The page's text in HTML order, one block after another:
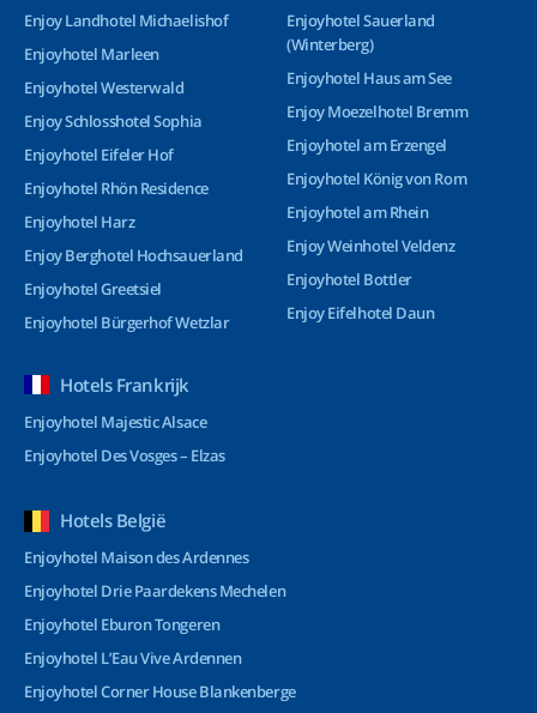
Enjoy Landhotel Michaelishof
Enjoyhotel Marleen
Enjoyhotel Westerwald
Enjoy Schlosshotel Sophia
Enjoyhotel Eifeler Hof
Enjoyhotel Rhön Residence
Enjoyhotel Harz
Enjoy Berghotel Hochsauerland
Enjoyhotel Greetsiel
Enjoyhotel Bürgerhof Wetzlar
Enjoyhotel Sauerland
(Winterberg)
Enjoyhotel Haus am See
Enjoy Moezelhotel Bremm
Enjoyhotel am Erzengel
Enjoyhotel König von Rom
Enjoyhotel am Rhein
Enjoy Weinhotel Veldenz
Enjoyhotel Bottler
Enjoy Eifelhotel Daun
Hotels Frankrijk
Enjoyhotel Majestic Alsace
Enjoyhotel Des Vosges – Elzas
Hotels België
Enjoyhotel Maison des Ardennes
Enjoyhotel Drie Paardekens Mechelen
Enjoyhotel Eburon Tongeren
Enjoyhotel L’Eau Vive Ardennen
Enjoyhotel Corner House Blankenberge